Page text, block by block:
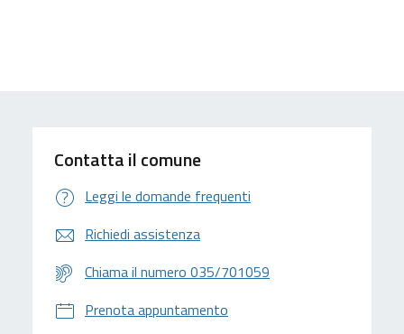
Contatta il comune
Leggi le domande frequenti
Richiedi assistenza
Chiama il numero 035/701059
Prenota appuntamento